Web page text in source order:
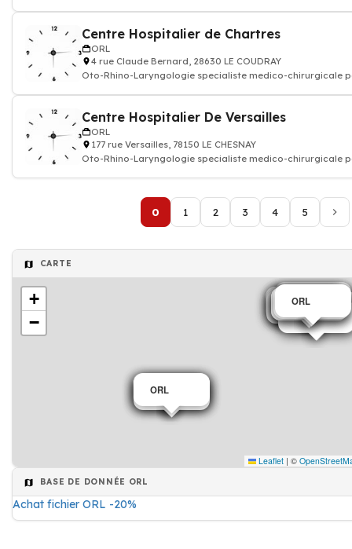
Centre Hospitalier de Chartres
ORL
4 rue Claude Bernard, 28630 LE COUDRAY
Oto-Rhino-Laryngologie specialiste medico-chirurgicale
Centre Hospitalier De Versailles
ORL
177 rue Versailles, 78150 LE CHESNAY
Oto-Rhino-Laryngologie specialiste medico-chirurgicale
0 1 2 3 4 5
CARTE
ORL
ORLORL
ORL
ORL
ORL
ORL
ORL
ORL
ORLORL
ORL
ORL
ORL
ORL
ORL
ORL
ORL
ORL
ORL
+
−
Leaflet | ©
BASE DE DONNÉE ORL
Achat fichier ORL -20%